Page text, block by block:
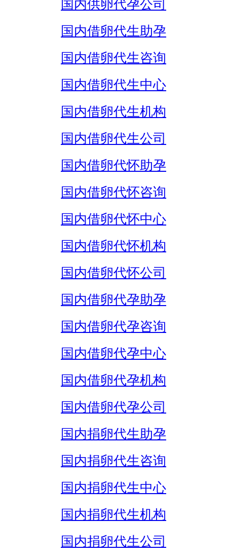
国内供卵代孕公司
国内借卵代生助孕
国内借卵代生咨询
国内借卵代生中心
国内借卵代生机构
国内借卵代生公司
国内借卵代怀助孕
国内借卵代怀咨询
国内借卵代怀中心
国内借卵代怀机构
国内借卵代怀公司
国内借卵代孕助孕
国内借卵代孕咨询
国内借卵代孕中心
国内借卵代孕机构
国内借卵代孕公司
国内捐卵代生助孕
国内捐卵代生咨询
国内捐卵代生中心
国内捐卵代生机构
国内捐卵代生公司